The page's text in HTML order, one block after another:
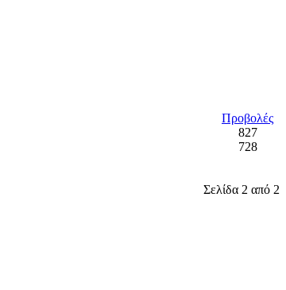
Προβολές
827
728
Σελίδα 2 από 2